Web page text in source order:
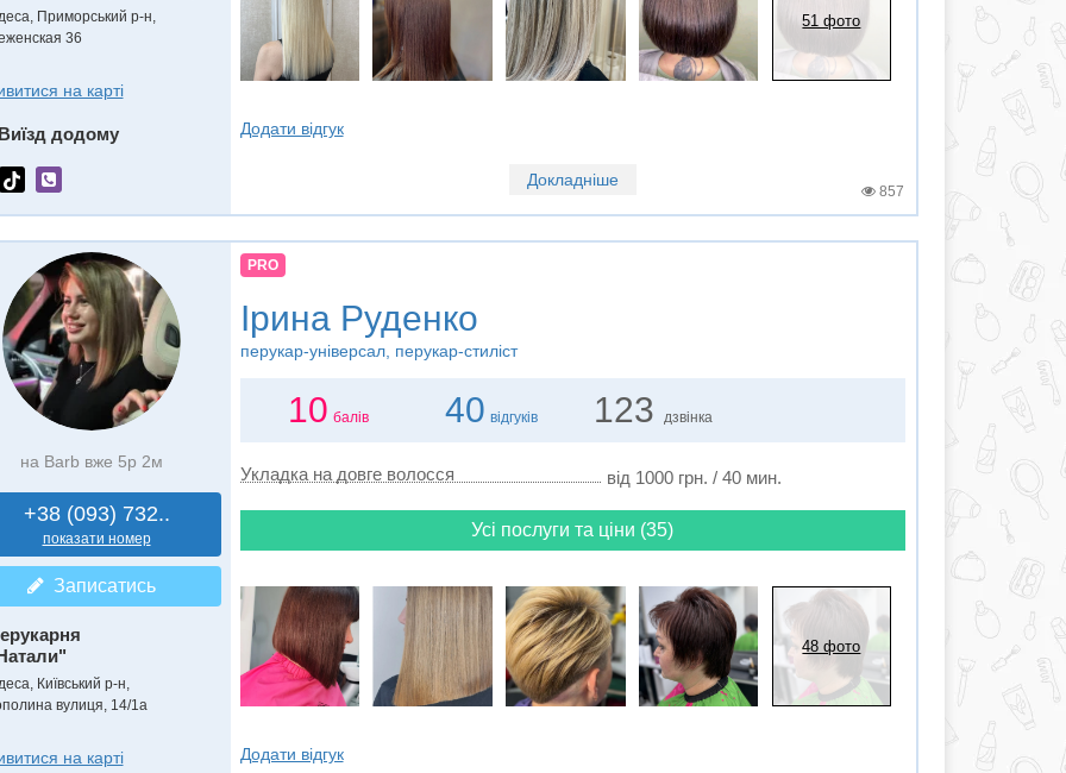
Приморський р-н,
36
на карті
додому
51 фото
Додати відгук
Докладніше
857
на Barb вже 5р 2м
+38 (093) 732..
показати номер
Записатись
Київський р-н,
вулиця, 14/1а
на карті
PRO
Ірина Руденко
перукар-універсал, перукар-стиліст
10 балів 40 відгуків 123 дзвінка
Укладка на довге волосся від 1000 грн. / 40 мин.
Усі послуги та ціни (35)
48 фото
Додати відгук